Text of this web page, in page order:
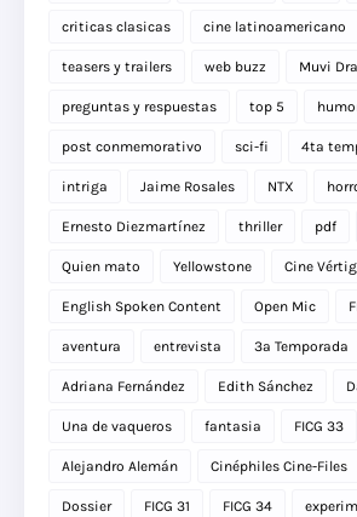
criticas clasicas cine latinoamericano
teasers y trailers web buzz Muvi
preguntas y respuestas top 5
post conmemorativo sci-fi 4ta
intriga Jaime Rosales NTX
Ernesto Diezmartínez thriller pdf
Quien mato Yellowstone Cine
English Spoken Content Open Mic
aventura entrevista 3a Temporada
Adriana Fernández Edith Sánchez
Una de vaqueros fantasia FICG 33
Alejandro Alemán Cinéphiles Cine-Files
Dossier FICG 31 FICG 34